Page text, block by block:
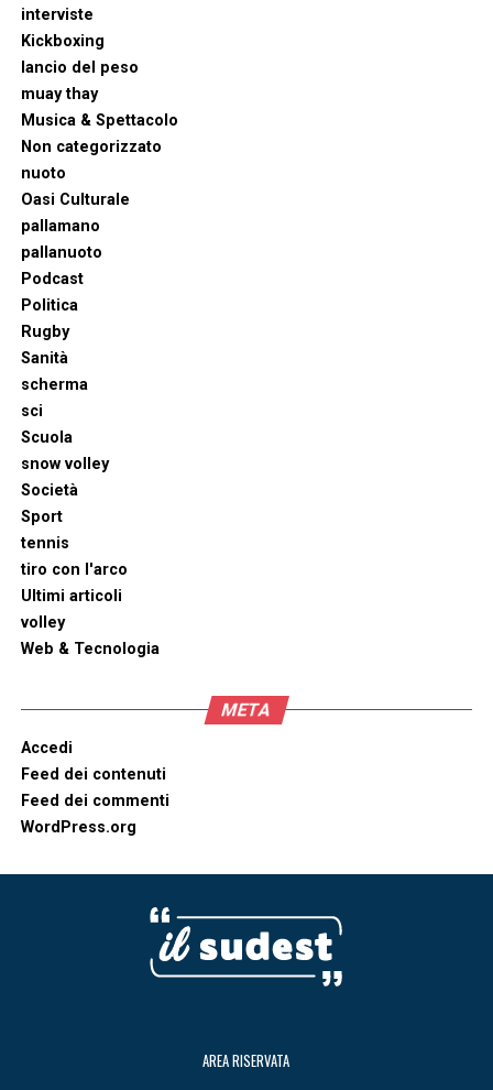
interviste
Kickboxing
lancio del peso
muay thay
Musica & Spettacolo
Non categorizzato
nuoto
Oasi Culturale
pallamano
pallanuoto
Podcast
Politica
Rugby
Sanità
scherma
sci
Scuola
snow volley
Società
Sport
tennis
tiro con l'arco
Ultimi articoli
volley
Web & Tecnologia
META
Accedi
Feed dei contenuti
Feed dei commenti
WordPress.org
AREA RISERVATA